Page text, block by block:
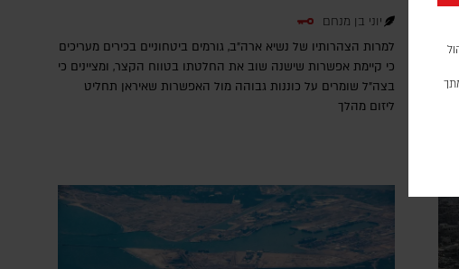
יוני בן מנחם
למרות הצהרותיו של נשיא ארה"ב, גורמים ביטחוניים בכירים מעריכים
כי קיימת אפשרות שישנה שוב את החלטתו בטווח הקצר, ומציינים כי
בצה"ל שומרים על כוננות גבוהה מול האפשרות שאיראן תחליט
ליזום מהלך